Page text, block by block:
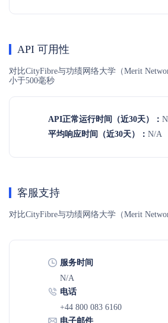
API 可用性
对比CityFibre与功绩网络大学（Merit
小于500毫秒
API正常运行时间（近30天）：
平均响应时间（近30天）： N/A
客服支持
对比CityFibre与功绩网络大学（Merit
服务时间
N/A
电话
+44 800 083 6160
电子邮件